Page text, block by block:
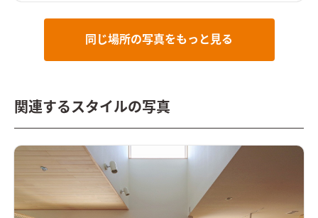
同じ場所の写真をもっと見る
関連するスタイルの写真